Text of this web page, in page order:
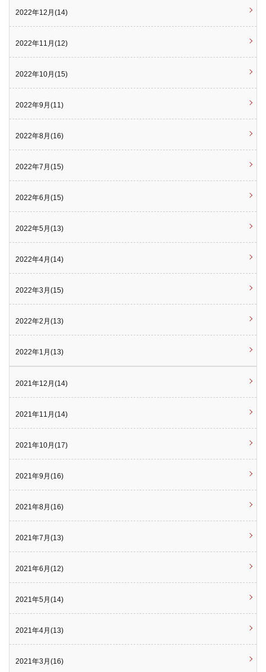
2022年12月(14)
2022年11月(12)
2022年10月(15)
2022年9月(11)
2022年8月(16)
2022年7月(15)
2022年6月(15)
2022年5月(13)
2022年4月(14)
2022年3月(15)
2022年2月(13)
2022年1月(13)
2021年12月(14)
2021年11月(14)
2021年10月(17)
2021年9月(16)
2021年8月(16)
2021年7月(13)
2021年6月(12)
2021年5月(14)
2021年4月(13)
2021年3月(16)